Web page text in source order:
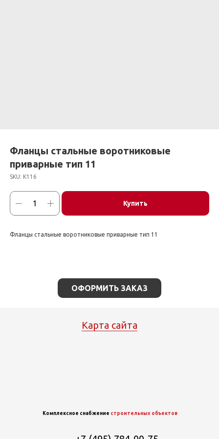
Фланцы стальные воротниковые
приварные тип 11
SKU: К116
Купить
Фланцы стальные воротниковые приварные тип 11
ОФОРМИТЬ ЗАКАЗ
Комплексное снабжение строительных объектов
Карта сайта